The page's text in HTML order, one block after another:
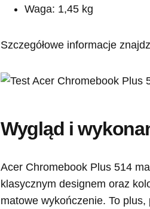
Waga: 1,45 kg
Szczegółowe informacje
Wygląd i
Acer Chromebook Plus 514
klasycznym designem oraz
matowe wykończenie. To